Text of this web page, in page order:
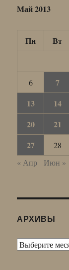
Май 2013
Пн Вт
6
7
13
14
20
21
27
28
« Апр
Июн »
АРХИВЫ
Архивы